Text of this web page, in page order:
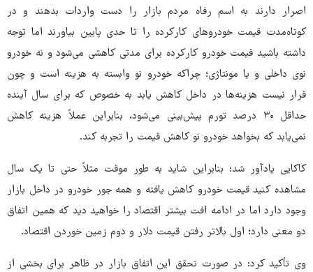
اصرار دارند به‌ اسم رفاه مردم بازار را دست واردات بدهند و در
کوتاه‌مدت قیمت خودروهای کارکرده را تا حدی پایین بیاورند اما توجه
داشته باشید قیمت خودرو کارکرده برای مدتی کاهشی می‌شود و نه خودرو
نوی داخلی و یا مونتاژی؛ چراکه خودرو نو وابسته به‌ هزینه است و چون
قرار نیست هزینه‌ها در داخل کاهش یابد به‌ خصوص که برای سال آینده
حداقل ۳۰ درصد تورم پیش‌بینی می‌شود، بنابراین عملاً هزینه کاهش
نمی‌یابد که بخواهد خودرو نو کاهش قیمت را تجربه کند.
کاکایی یادآور شد: بنابراین شاید به ‌طور موقت مثلاً حتی تا یک سال
مشاهده کنید قیمت خودرو کاهش یافته و همه جور خودرو در داخل بازار
وجود دارد اما در ادامه افت بیشتر اقتصاد را خواهید دید که همین اتفاق
دو معنی دارد؛ اول بالاتر رفتن قیمت دلار و دوم زمین خوردن اقتصاد.
وی تأکید کرد: در صورت تحقق این اتفاق بازار در ظاهر برای بخشی از